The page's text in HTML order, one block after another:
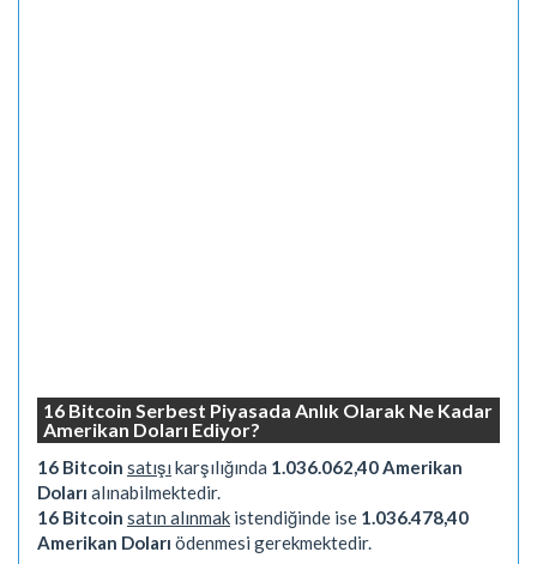
16 Bitcoin Serbest Piyasada Anlık Olarak Ne Kadar
Amerikan Doları Ediyor?
16 Bitcoin satışı karşılığında 1.036.062,40 Amerikan
Doları alınabilmektedir.
16 Bitcoin satın alınmak istendiğinde ise 1.036.478,40
Amerikan Doları ödenmesi gerekmektedir.